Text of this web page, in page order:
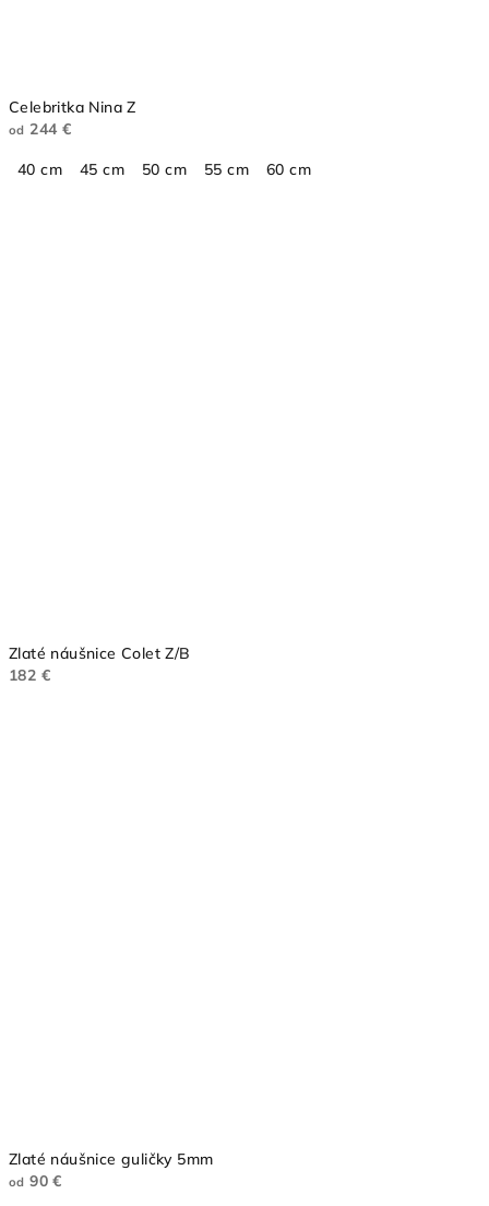
Celebritka Nina Z
od 244 €
40 cm 45 cm 50 cm 55 cm 60 cm
Zlaté náušnice Colet Z/B
182 €
Zlaté náušnice guličky 5mm
od 90 €